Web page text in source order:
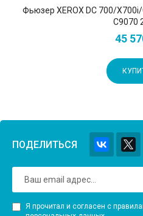
Фьюзер XEROX DC 700/
C9070
45
ПОДЕЛИТЬСЯ
Я прочитал и согласен с